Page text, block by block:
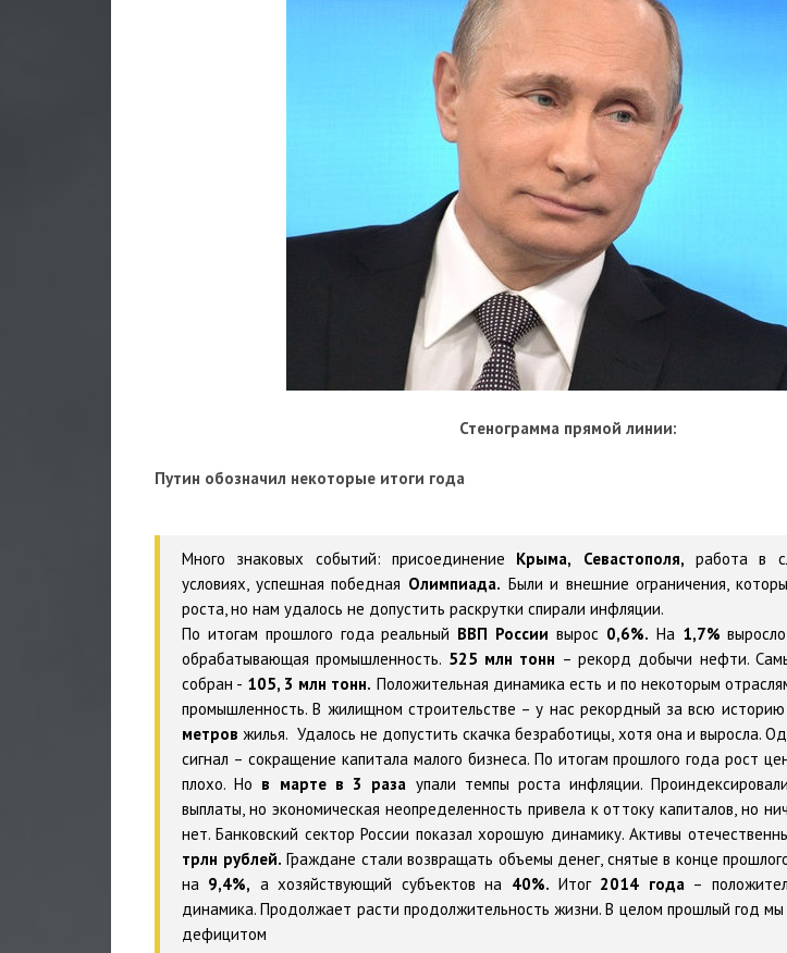
Стенограмма прямой линии:
Путин обозначил некоторые итоги года
Много знаковых событий: присоединение Крыма, Севастополя, работа в
условиях, успешная победная Олимпиада. Были и внешние ограничения,
роста, но нам удалось не допустить раскрутки спирали инфляции.
По итогам прошлого года реальный ВВП России вырос 0,6%. На 1,7%
обрабатывающая промышленность. 525 млн тонн – рекорд добычи нефти.
собран - 105, 3 млн тонн. Положительная динамика есть и по некоторым
промышленность. В жилищном строительстве – у нас рекордный за всю историю
метров жилья. Удалось не допустить скачка безработицы, хотя она и выросла.
сигнал – сокращение капитала малого бизнеса. По итогам прошлого года рост
плохо. Но в марте в 3 раза упали темпы роста инфляции.
выплаты, но экономическая неопределенность привела к оттоку капиталов, но
нет. Банковский сектор России показал хорошую динамику. Активы
трлн рублей. Граждане стали возвращать объемы денег, снятые в конце
на 9,4%, а хозяйствующий субъектов на 40%. Итог 2014 года–
динамика. Продолжает расти продолжительность жизни. В целом прошлый год
дефицитом